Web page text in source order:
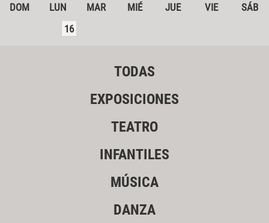
DOM LUN MAR MIÉ JUE VIE
SÁB
16
TODAS
EXPOSICIONES
TEATRO
INFANTILES
MÚSICA
DANZA